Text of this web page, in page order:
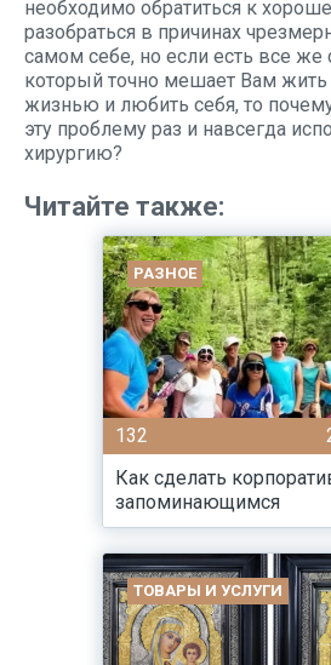
необходимо обратиться к
разобраться в причинах
самом себе, но если есть все же
который точно мешает Вам
жизнью и любить себя, то
эту проблему раз и навсегда
хирургию?
Читайте также:
РАЗНОЕ
132
Как сделать
запоминающимся
ТОВАРЫ И УСЛУГИ